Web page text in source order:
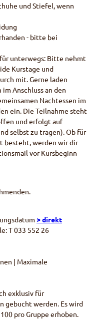
und Stiefel, wenn
- bitte bei
unterwegs: Bitte nehmt
Kurstage und
mit. Gerne laden
Anschluss an den
Nachtessen im
ein. Die Teilnahme steht
und erfolgt auf
selbst zu tragen). Ob für
besteht, werden wir dir
vor Kursbeginn
> direkt
T 033 552 26
| Maximale
exklusiv für
gebucht werden. Es wird
pro Gruppe erhoben.